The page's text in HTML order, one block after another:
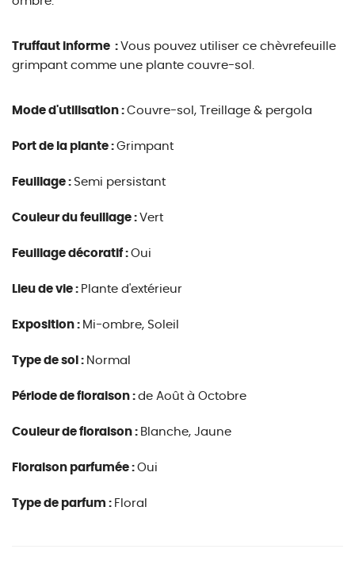
Truffaut informe : Vous pouvez utiliser ce chèvrefeuille
grimpant comme une plante couvre-sol.
Mode d'utilisation : Couvre-sol, Treillage & pergola
Port de la plante : Grimpant
Feuillage : Semi persistant
Couleur du feuillage : Vert
Feuillage décoratif : Oui
Lieu de vie : Plante d'extérieur
Exposition : Mi-ombre, Soleil
Type de sol : Normal
Période de floraison : de Août à Octobre
Couleur de floraison : Blanche, Jaune
Floraison parfumée : Oui
Type de parfum : Floral